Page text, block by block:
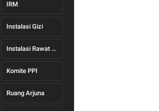
IRM
Instalasi Gizi
Instalasi Rawat Jalan
Komite PPI
Ruang Arjuna